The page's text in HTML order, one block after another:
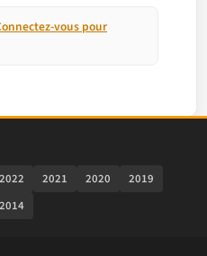
vous pour
2022 2021 2020
2019
2014